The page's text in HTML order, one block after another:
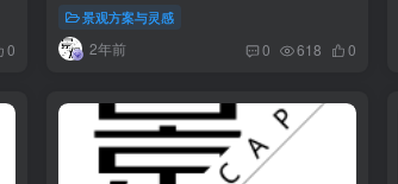
0
景观方案与灵感
2年前 0 618 0